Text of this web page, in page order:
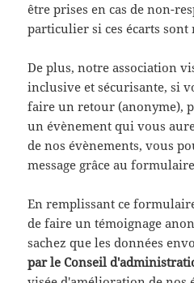
être prises en cas de non-
particulier si ces écarts sont
De plus, notre association
inclusive et sécurisante, si
faire un retour (anonyme),
un évènement qui vous
de nos évènements, vous
message grâce au
En remplissant ce
de faire un témoignage
sachez que les données
par le Conseil